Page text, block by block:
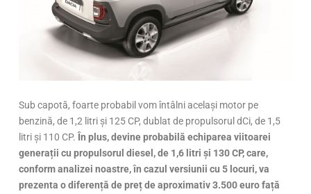
Sub capotă, foarte probabil vom întâlni același motor pe
benzină, de 1,2 litri și 125 CP, dublat de propulsorul dCi, de 1,5
litri și 110 CP. În plus, devine probabilă echiparea viitoarei
generații cu propulsorul diesel, de 1,6 litri și 130 CP, care,
conform analizei noastre, în cazul versiunii cu 5 locuri, va
prezenta o diferență de preț de aproximativ 3.500 euro față